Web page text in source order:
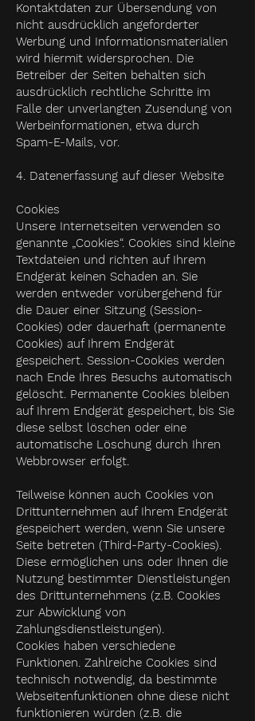
Kontaktdaten zur Übersendung von
nicht ausdrücklich angeforderter
Werbung und Informationsmaterialien
wird hiermit widersprochen. Die
Betreiber der Seiten behalten sich
ausdrücklich rechtliche Schritte im
Falle der unverlangten Zusendung von
Werbeinformationen, etwa durch
Spam-E-Mails, vor.
4. Datenerfassung auf dieser Website
Cookies
Unsere Internetseiten verwenden so
genannte „Cookies“. Cookies sind kleine
Textdateien und richten auf Ihrem
Endgerät keinen Schaden an. Sie
werden entweder vorübergehend für
die Dauer einer Sitzung (Session-
Cookies) oder dauerhaft (permanente
Cookies) auf Ihrem Endgerät
gespeichert. Session-Cookies werden
nach Ende Ihres Besuchs automatisch
gelöscht. Permanente Cookies bleiben
auf Ihrem Endgerät gespeichert, bis Sie
diese selbst löschen oder eine
automatische Löschung durch Ihren
Webbrowser erfolgt.
Teilweise können auch Cookies von
Drittunternehmen auf Ihrem Endgerät
gespeichert werden, wenn Sie unsere
Seite betreten (Third-Party-Cookies).
Diese ermöglichen uns oder Ihnen die
Nutzung bestimmter Dienstleistungen
des Drittunternehmens (z.B. Cookies
zur Abwicklung von
Zahlungsdienstleistungen).
Cookies haben verschiedene
Funktionen. Zahlreiche Cookies sind
technisch notwendig, da bestimmte
Webseitenfunktionen ohne diese nicht
funktionieren würden (z.B. die